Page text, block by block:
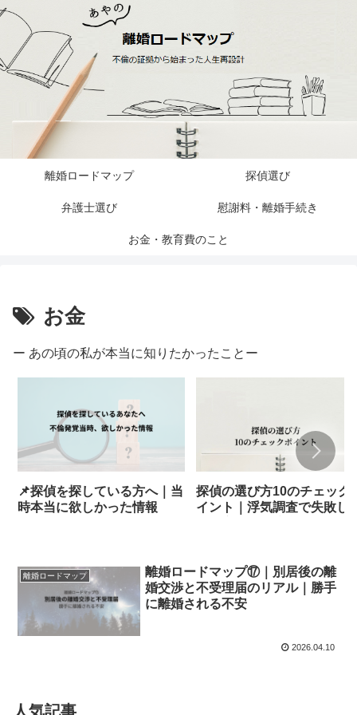
離婚ロードマップ 探偵選び
弁護士選び 慰謝料・離婚手続き
お金・教育費のこと
お金
ー あの頃の私が本当に知りたかったことー
📌探偵を探している方へ｜当
時本当に欲しかった情報
探偵の選び方10のチェック
イント｜浮気調査で失敗し
離婚ロードマップ
離婚ロードマップ⑰｜別居後の離
婚交渉と不受理届のリアル｜勝手
に離婚される不安
2026.04.10
人気記事